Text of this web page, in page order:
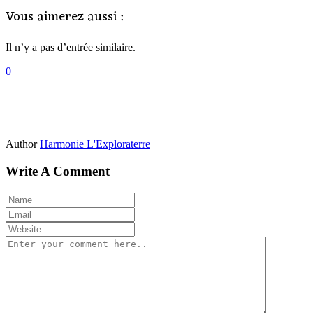
Vous aimerez aussi :
Il n’y a pas d’entrée similaire.
0
Author Harmonie L'Exploraterre
Write A Comment